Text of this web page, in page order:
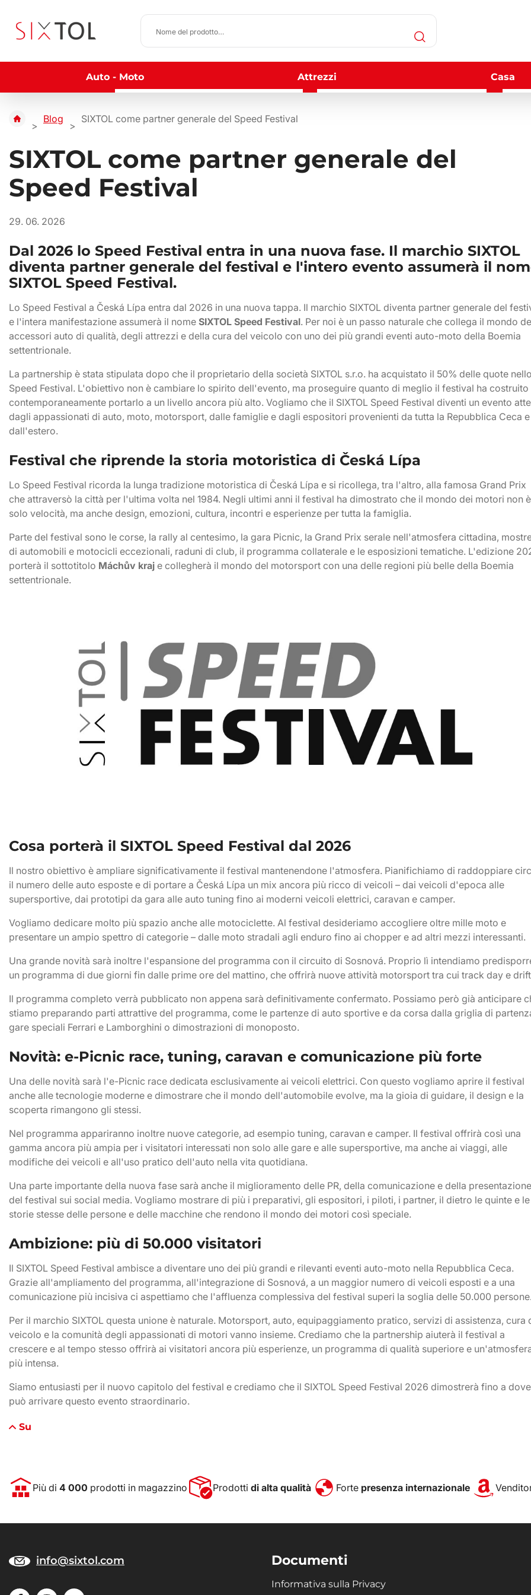
Auto - Moto Attrezzi Casa
Blog SIXTOL come partner generale del Speed Festival
SIXTOL come partner generale del
Speed Festival
29. 06. 2026
Dal 2026 lo Speed Festival entra in una nuova fase. Il marchio SIXTOL
diventa partner generale del festival e l'intero evento assumerà il
SIXTOL Speed Festival.
Lo Speed Festival a Česká Lípa entra dal 2026 in una nuova tappa. Il marchio SIXTOL diventa partner generale del
e l'intera manifestazione assumerà il nome SIXTOL Speed Festival. Per noi è un passo naturale che collega il mondo
accessori auto di qualità, degli attrezzi e della cura del veicolo con uno dei più grandi eventi auto-moto della Boemia
settentrionale.
La partnership è stata stipulata dopo che il proprietario della società SIXTOL s.r.o. ha acquistato il 50% delle quote nello
Speed Festival. L'obiettivo non è cambiare lo spirito dell'evento, ma proseguire quanto di meglio il festival ha costruito
contemporaneamente portarlo a un livello ancora più alto. Vogliamo che il SIXTOL Speed Festival diventi un evento
dagli appassionati di auto, moto, motorsport, dalle famiglie e dagli espositori provenienti da tutta la Repubblica Ceca e
dall'estero.
Festival che riprende la storia motoristica di Česká Lípa
Lo Speed Festival ricorda la lunga tradizione motoristica di Česká Lípa e si ricollega, tra l'altro, alla famosa Grand Prix
che attraversò la città per l'ultima volta nel 1984. Negli ultimi anni il festival ha dimostrato che il mondo dei motori non è
solo velocità, ma anche design, emozioni, cultura, incontri e esperienze per tutta la famiglia.
Parte del festival sono le corse, la rally al centesimo, la gara Picnic, la Grand Prix serale nell'atmosfera cittadina,
di automobili e motocicli eccezionali, raduni di club, il programma collaterale e le esposizioni tematiche. L'edizione
porterà il sottotitolo Máchův kraj e collegherà il mondo del motorsport con una delle regioni più belle della Boemia
settentrionale.
Cosa porterà il SIXTOL Speed Festival dal 2026
Il nostro obiettivo è ampliare significativamente il festival mantenendone l'atmosfera. Pianifichiamo di raddoppiare
il numero delle auto esposte e di portare a Česká Lípa un mix ancora più ricco di veicoli – dai veicoli d'epoca alle
supersportive, dai prototipi da gara alle auto tuning fino ai moderni veicoli elettrici, caravan e camper.
Vogliamo dedicare molto più spazio anche alle motociclette. Al festival desideriamo accogliere oltre mille moto e
presentare un ampio spettro di categorie – dalle moto stradali agli enduro fino ai chopper e ad altri mezzi interessanti.
Una grande novità sarà inoltre l'espansione del programma con il circuito di Sosnová. Proprio lì intendiamo
un programma di due giorni fin dalle prime ore del mattino, che offrirà nuove attività motorsport tra cui track day e
Il programma completo verrà pubblicato non appena sarà definitivamente confermato. Possiamo però già anticipare
stiamo preparando parti attrattive del programma, come le partenze di auto sportive e da corsa dalla griglia di
gare speciali Ferrari e Lamborghini o dimostrazioni di monoposto.
Novità: e-Picnic race, tuning, caravan e comunicazione più forte
Una delle novità sarà l'e-Picnic race dedicata esclusivamente ai veicoli elettrici. Con questo vogliamo aprire il festival
anche alle tecnologie moderne e dimostrare che il mondo dell'automobile evolve, ma la gioia di guidare, il design e la
scoperta rimangono gli stessi.
Nel programma appariranno inoltre nuove categorie, ad esempio tuning, caravan e camper. Il festival offrirà così una
gamma ancora più ampia per i visitatori interessati non solo alle gare e alle supersportive, ma anche ai viaggi, alle
modifiche dei veicoli e all'uso pratico dell'auto nella vita quotidiana.
Una parte importante della nuova fase sarà anche il miglioramento delle PR, della comunicazione e della presentazione
del festival sui social media. Vogliamo mostrare di più i preparativi, gli espositori, i piloti, i partner, il dietro le quinte e le
storie stesse delle persone e delle macchine che rendono il mondo dei motori così speciale.
Ambizione: più di 50.000 visitatori
Il SIXTOL Speed Festival ambisce a diventare uno dei più grandi e rilevanti eventi auto-moto nella Repubblica Ceca.
Grazie all'ampliamento del programma, all'integrazione di Sosnová, a un maggior numero di veicoli esposti e a una
comunicazione più incisiva ci aspettiamo che l'affluenza complessiva del festival superi la soglia delle 50.000 persone.
Per il marchio SIXTOL questa unione è naturale. Motorsport, auto, equipaggiamento pratico, servizi di assistenza, cura
veicolo e la comunità degli appassionati di motori vanno insieme. Crediamo che la partnership aiuterà il festival a
crescere e al tempo stesso offrirà ai visitatori ancora più esperienze, un programma di qualità superiore e
più intensa.
Siamo entusiasti per il nuovo capitolo del festival e crediamo che il SIXTOL Speed Festival 2026 dimostrerà fino a dove
può arrivare questo evento straordinario.
Su
Più di 4 000 prodotti in magazzino Prodotti di alta qualità Forte presenza internazionale
info@sixtol.com Documenti
Informativa sulla Privacy